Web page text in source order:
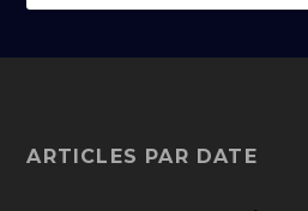
ARTICLES PAR DATE